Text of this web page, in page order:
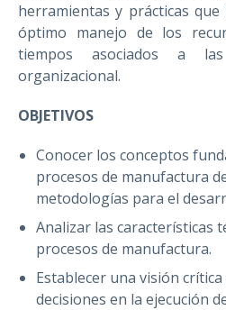
herramientas y prácticas
óptimo manejo de los
tiempos asociados a
organizacional.
OBJETIVOS
Conocer los conceptos
procesos de manufactura
metodologías para el
Analizar las características
procesos de manufactura.
Establecer una visión
decisiones en la ejecución